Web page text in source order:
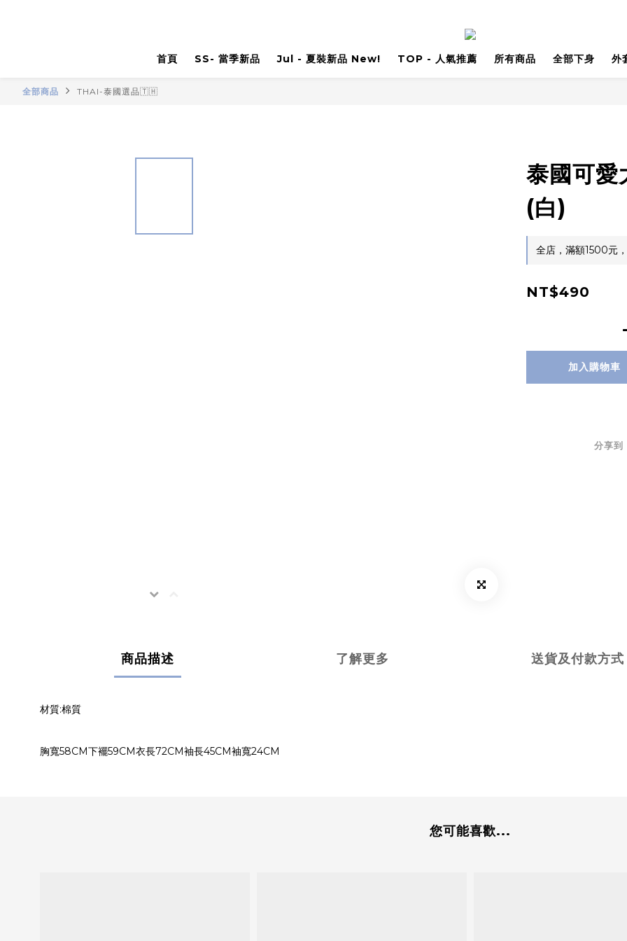
首頁 SS- 當季新品 Jul - 夏裝新品 New! TOP - 人氣推薦 所有商品 全部下身 外
全部商品 THAI-泰國選品🇹🇭
泰國可愛
(白)
全店，滿額1500元
NT$490
加入購物車
分享到
商品描述 了解更多 送貨及付款方式
材質:棉質
胸寬58CM下襬59CM衣長72CM袖長45CM袖寬24CM
您可能喜歡...